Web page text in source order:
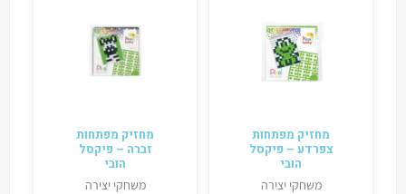
מחזיק מפתחות
צפרדע – פיקסל
הובי
משחקי יצירה
מחזיק מפתחות
זברה – פיקסל
הובי
משחקי יצירה